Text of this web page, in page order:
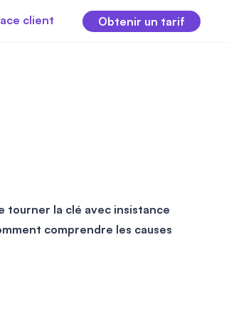
client Obtenir un tarif
tourner la clé avec insistance
comprendre les causes